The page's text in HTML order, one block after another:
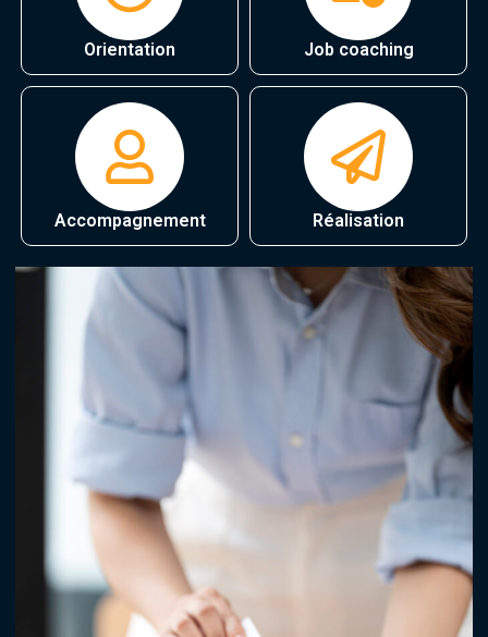
Orientation Job coaching
Accompagnement Réalisation